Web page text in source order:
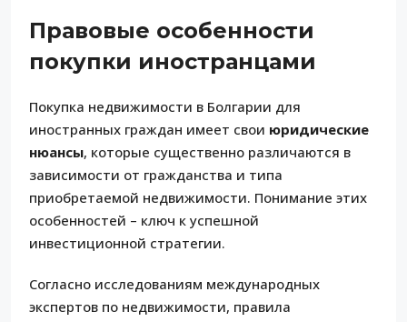
Правовые особенности
покупки иностранцами
Покупка недвижимости в Болгарии для
иностранных граждан имеет свои юридические
нюансы, которые существенно различаются в
зависимости от гражданства и типа
приобретаемой недвижимости. Понимание этих
особенностей – ключ к успешной
инвестиционной стратегии.
Согласно исследованиям международных
экспертов по недвижимости, правила